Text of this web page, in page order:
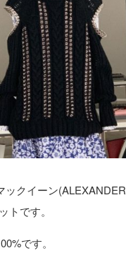
ックイーン(ALEXANDER
トです。
です。